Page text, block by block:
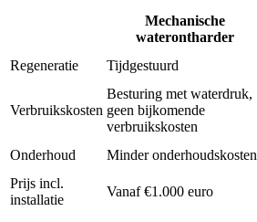
Mechanische
waterontharder
Regeneratie
Tijdgestuurd
Verbruikskosten
Besturing met waterdruk,
geen bijkomende
verbruikskosten
Onderhoud
Minder onderhoudskosten
Prijs incl.
installatie
Vanaf €1.000 euro